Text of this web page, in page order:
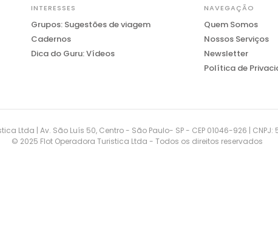
INTERESSES
Grupos: Sugestões de viagem
Cadernos
Dica do Guru: Vídeos
NAVEGAÇÃO
Quem Somos
Nossos Serviços
Newsletter
Política de
Ltda | Av. São Luís 50, Centro - São Paulo- SP - CEP 01046-926 | CNPJ:
© 2025 Flot Operadora Turistica Ltda - Todos os direitos reservados